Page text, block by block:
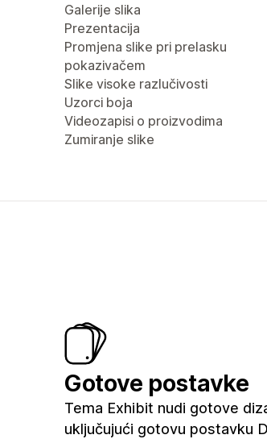
Galerije slika
Prezentacija
Promjena slike pri prelasku
pokazivačem
Slike visoke razlučivosti
Uzorci boja
Videozapisi o proizvodima
Zumiranje slike
Gotove postavke
Tema Exhibit nudi gotove
uključujući gotovu postavku